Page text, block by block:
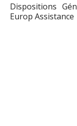
Dispositions
Europ Assistance